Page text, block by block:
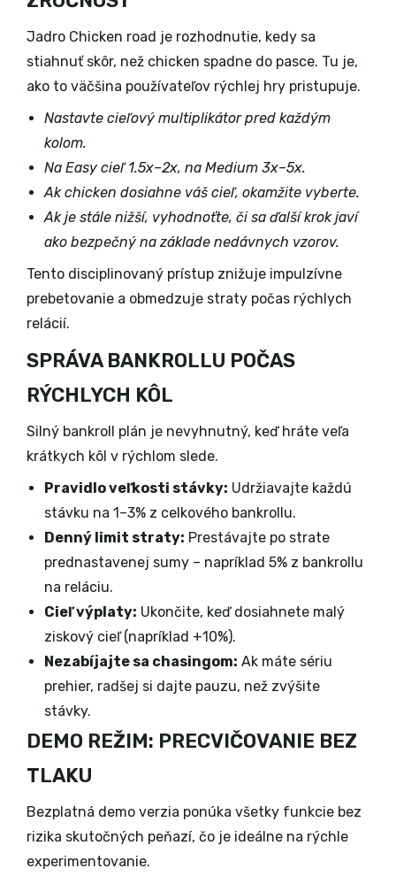
Jadro Chicken road je rozhodnutie, kedy sa
stiahnuť skôr, než chicken spadne do pasce. Tu je,
ako to väčšina používateľov rýchlej hry pristupuje.
Nastavte cieľový multiplikátor pred každým
kolom.
Na Easy cieľ 1.5x–2x, na Medium 3x–5x.
Ak chicken dosiahne váš cieľ, okamžite vyberte.
Ak je stále nižší, vyhodnoťte, či sa ďalší krok javí
ako bezpečný na základe nedávnych vzorov.
Tento disciplinovaný prístup znižuje impulzívne
prebetovanie a obmedzuje straty počas rýchlych
relácií.
SPRÁVA BANKROLLU POČAS
RÝCHLYCH KÔL
Silný bankroll plán je nevyhnutný, keď hráte veľa
krátkych kôl v rýchlom slede.
Pravidlo veľkosti stávky: Udržiavajte každú
stávku na 1–3% z celkového bankrollu.
Denný limit straty: Prestávajte po strate
prednastavenej sumy – napríklad 5% z bankrollu
na reláciu.
Cieľ výplaty: Ukončite, keď dosiahnete malý
ziskový cieľ (napríklad +10%).
Nezabíjajte sa chasingom: Ak máte sériu
prehier, radšej si dajte pauzu, než zvýšite
stávky.
DEMO REŽIM: PRECVIČOVANIE BEZ
TLAKU
Bezplatná demo verzia ponúka všetky funkcie bez
rizika skutočných peňazí, čo je ideálne na rýchle
experimentovanie.